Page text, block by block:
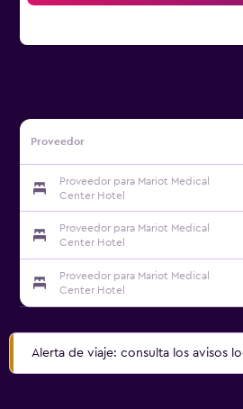
Proveedor
Proveedor para Mariot Medical
Center Hotel
Proveedor para Mariot Medical
Center Hotel
Proveedor para Mariot Medical
Center Hotel
Alerta de viaje: consulta los avisos